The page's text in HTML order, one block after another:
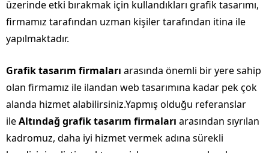
üzerinde etki bırakmak için kullandıkları grafik tasarımı,
firmamız tarafından uzman kişiler tarafından itina ile
yapılmaktadır.
Grafik tasarım firmaları arasında önemli bir yere sahip
olan firmamız ile ilandan web tasarımına kadar pek çok
alanda hizmet alabilirsiniz.Yapmış olduğu referanslar
ileAltındağ grafik tasarım firmaları arasından sıyrılan
kadromuz, daha iyi hizmet vermek adına sürekli